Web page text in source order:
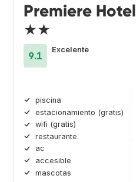
Premiere Hotel
★★
9.1
Excelente
piscina
estacionamiento (gratis)
wifi (gratis)
restaurante
ac
accesible
mascotas